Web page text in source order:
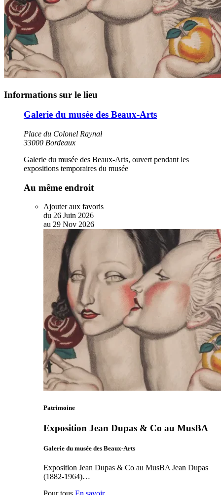
Informations sur le lieu
Galerie du musée des Beaux-Arts
Place du Colonel Raynal
33000 Bordeaux
Galerie du musée des Beaux-Arts, ouvert pendant les
expositions temporaires du musée
Au même endroit
Ajouter aux favoris
du 26 Juin 2026
au 29 Nov 2026
Patrimoine
Exposition Jean Dupas & Co au MusBA
Galerie du musée des Beaux-Arts
Exposition Jean Dupas & Co au MusBA Jean Dupas
(1882-1964)…